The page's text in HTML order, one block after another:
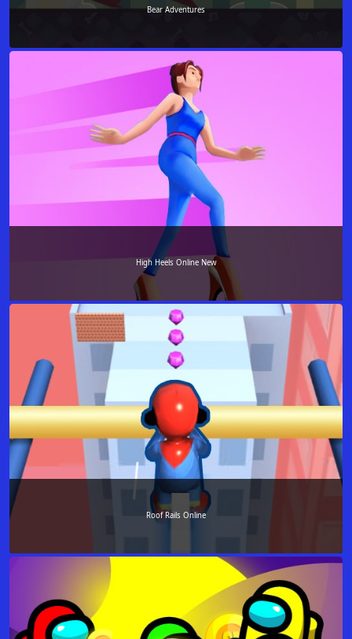
Bear Adventures
High Heels Online New
Roof Rails Online